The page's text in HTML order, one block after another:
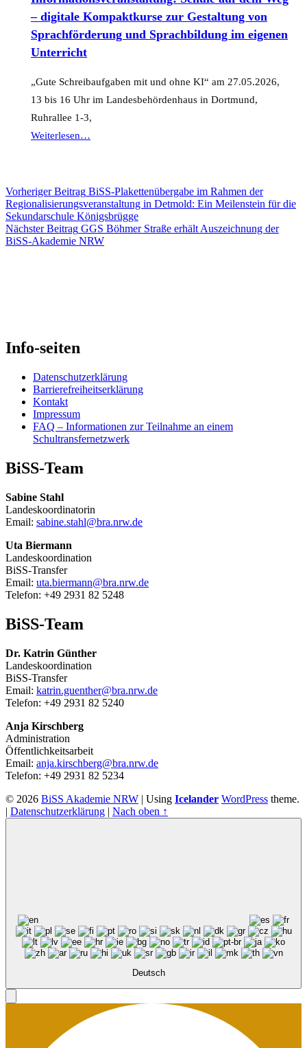
Akademie:
Handlungsorientierte
Schreibförderung
für
– digitale Kompaktkurse zur Gestaltung von
Sprachförderung und Sprachbildung im eigenen
Unterricht
„Gute Schreibaufgaben mit und ohne KI“ am 27.05.2026,
13 bis 16 Uhr im Landesbehördenhaus in Dortmund,
Ruhrallee 1-3,
Weiterlesen“Informationsveranstaltung:
dem
Weg
–
digitale
im
Unterricht”
…
Beitrags-
Navigation
Vorheriger Beitrag BiSS-Plakettenübergabe im Rahmen der
Regionalisierungsveranstaltung in Detmold: Ein Meilenstein für die
Sekundarschule Königsbrügge
Nächster Beitrag GGS Böhmer Straße erhält Auszeichnung der
BiSS-Akademie NRW
Info-seiten
Datenschutzerklärung
Barrierefreiheitserklärung
Kontakt
Impressum
FAQ – Informationen zur Teilnahme an einem
Schultransfernetzwerk
BiSS-Team
Sabine Stahl
Landeskoordinatorin
Email: sabine.stahl@bra.nrw.de
Uta Biermann
Landeskoordination
BiSS-Transfer
Email: uta.biermann@bra.nrw.de
Telefon: +49 2931 82 5248
BiSS-Team
Dr. Katrin Günther
Landeskoordination
BiSS-Transfer
Email: katrin.guenther@bra.nrw.de
Telefon: +49 2931 82 5240
Anja Kirschberg
Administration
Öffentlichkeitsarbeit
Email: anja.kirschberg@bra.nrw.de
Telefon: +49 2931 82 5234
© 2026 BiSS Akademie NRW | Using Icelander WordPress theme.
| Datenschutzerklärung | Nach oben ↑
Deutsch